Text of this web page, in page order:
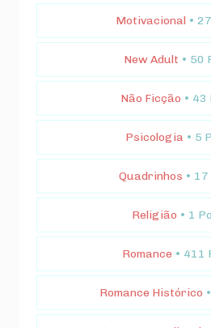
Motivacional •
New Adult • 50
Não Ficção • 43
Psicologia • 5
Quadrinhos •
Religião • 1
Romance • 411
Romance Histórico